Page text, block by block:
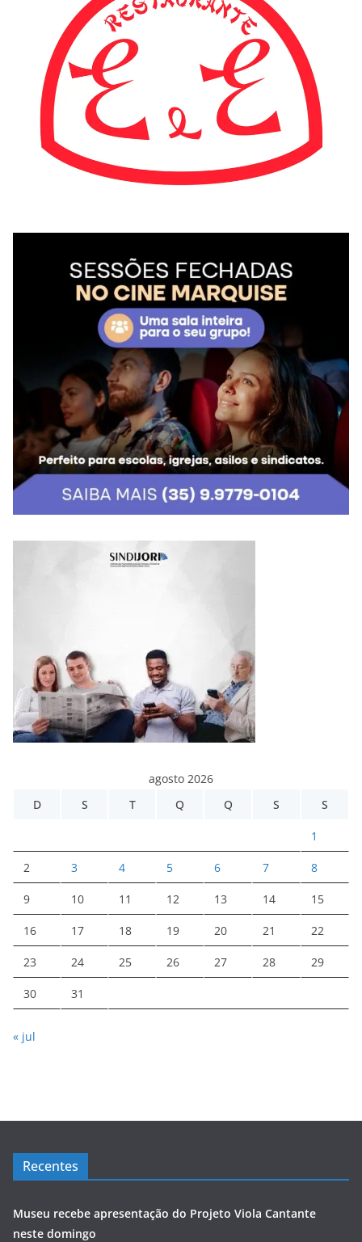
agosto 2026
D
S T Q Q S S
1
2 3 4 5 6 7 8
9 10 11 12 13 14 15
16 17 18 19 20 21 22
23 24 25 26 27 28 29
30 31
« jul
Recentes
Museu recebe apresentação do Projeto Viola Cantante
neste domingo